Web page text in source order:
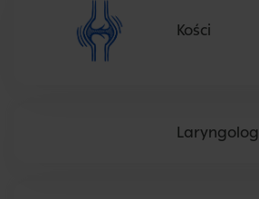
Kości
Laryngolog